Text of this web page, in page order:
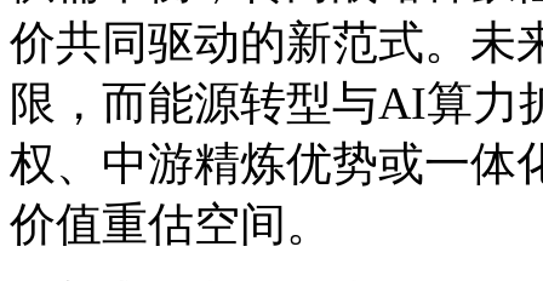
价共同驱动的新范式。未
限，而能源转型与AI算力
权、中游精炼优势或一体
价值重估空间。